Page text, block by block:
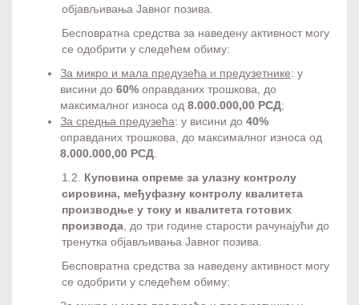
објављивања Јавног позива.
Бесповратна средства за наведену активност могу
се одобрити у следећем обиму:
За микро и мала предузећа и предузетнике: у
висини до 60% оправданих трошкова, до
максималног износа од 8.000.000,00 РСД;
За средња предузећа: у висини до 40%
оправданих трошкова, до максималног износа од
8.000.000,00 РСД
1.2. Куповина опреме за улазну контролу
сировина, међуфазну контролу квалитета
производње у току и квалитета готових
производа , до три године старости рачунајући до
тренутка објављивања Јавног позива.
Бесповратна средства за наведену активност могу
се одобрити у следећем обиму: